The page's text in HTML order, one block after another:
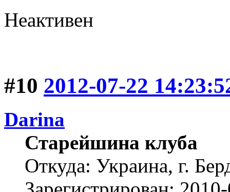
Неактивен
#10 2012-07-22
Darina
Старейшина клуба
Откуда: Украина, г.